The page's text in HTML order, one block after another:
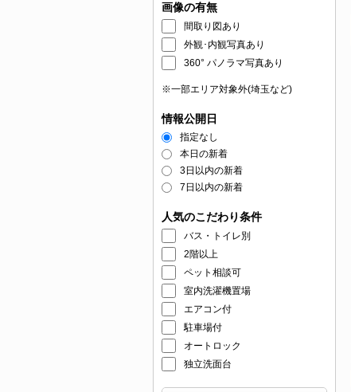
画像の有無
間取り図あり
外観･内観写真あり
360° パノラマ写真あり
※一部エリア対象外(埼玉など)
情報公開日
指定なし
本日の新着
3日以内の新着
7日以内の新着
人気のこだわり条件
バス・トイレ別
2階以上
ペット相談可
室内洗濯機置場
エアコン付
駐車場付
オートロック
独立洗面台